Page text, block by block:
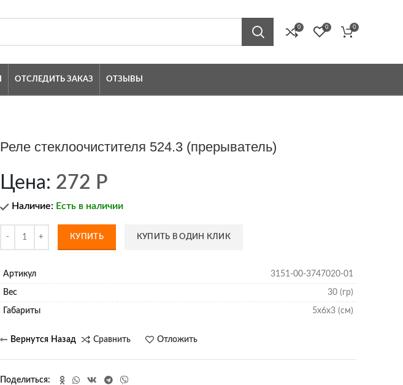
0 0 0
ОТСЛЕДИТЬ ЗАКАЗ ОТЗЫВЫ
Реле стеклоочистителя 524.3 (прерыватель)
Цена: 272 Р
Наличие: Есть в наличии
КУПИТЬ КУПИТЬ В ОДИН КЛИК
Артикул 3151-00-3747020-01
Вес 30 (гр)
Габариты 5х6х3 (см)
Сравнить Отложить
Поделиться